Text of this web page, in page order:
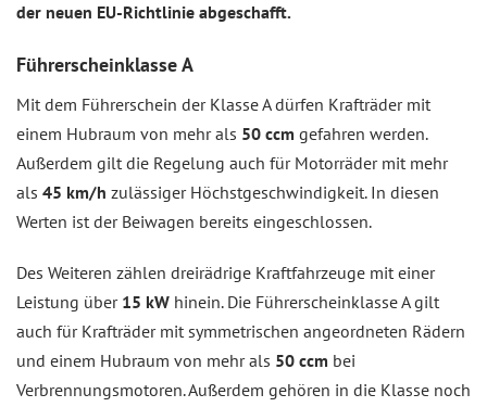
der neuen EU-Richtlinie abgeschafft.
Führerscheinklasse A
Mit dem Führerschein der Klasse A dürfen Krafträder mit
einem Hubraum von mehr als 50 ccm gefahren werden.
Außerdem gilt die Regelung auch für Motorräder mit mehr
als 45 km/h zulässiger Höchstgeschwindigkeit. In diesen
Werten ist der Beiwagen bereits eingeschlossen.
Des Weiteren zählen dreirädrige Kraftfahrzeuge mit einer
Leistung über 15 kW hinein. Die Führerscheinklasse A gilt
auch für Krafträder mit symmetrischen angeordneten Rädern
und einem Hubraum von mehr als 50 ccm bei
Verbrennungsmotoren. Außerdem gehören in die Klasse noch